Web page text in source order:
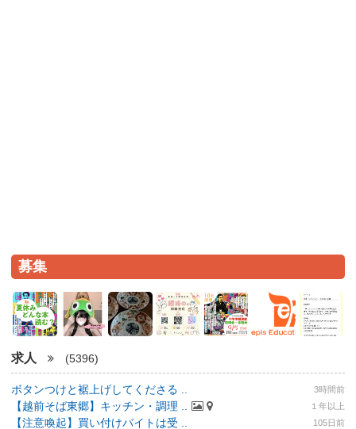
募集
求人 (5396)
ボタンつけと裾上げしてくださる .. 3時間前
【越前そば東郷】キッチン・調理 .. １年以上
【注意喚起】買い付けバイトは受 .. 105日前